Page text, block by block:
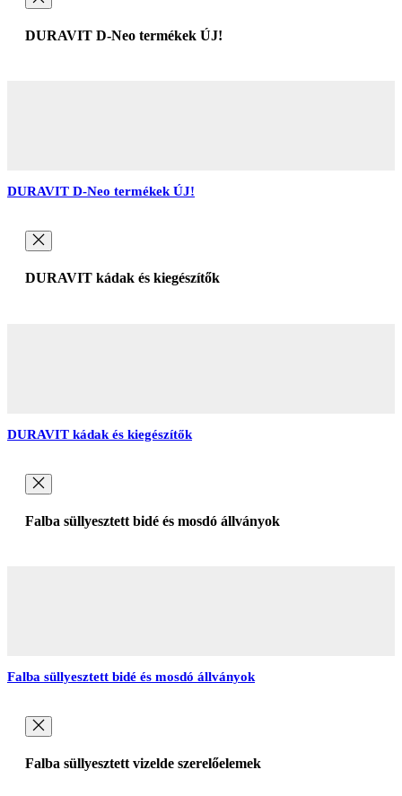
DURAVIT D-Neo termékek ÚJ!
DURAVIT D-Neo termékek ÚJ!
DURAVIT kádak és kiegészítők
DURAVIT kádak és kiegészítők
Falba süllyesztett bidé és mosdó állványok
Falba süllyesztett bidé és mosdó állványok
Falba süllyesztett vizelde szerelőelemek